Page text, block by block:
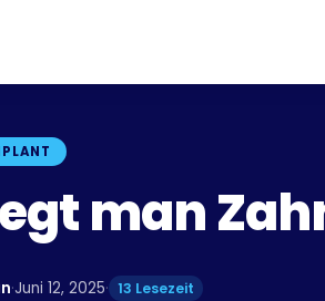
man
·Juni 12, 2025· 13 Lesezeit